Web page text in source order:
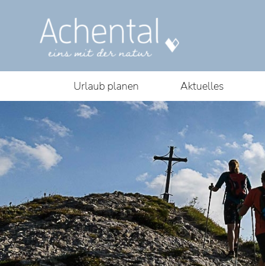
Urlaub planen Aktuelles